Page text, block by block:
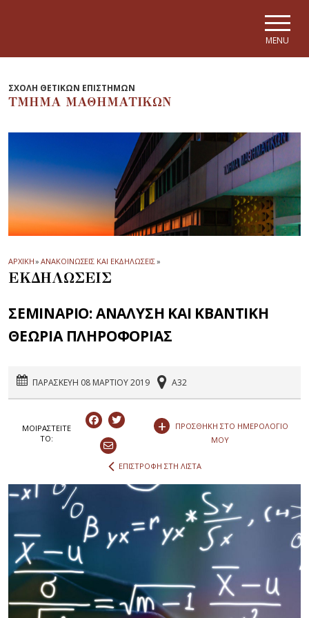
MENU
ΣΧΟΛΗ ΘΕΤΙΚΩΝ ΕΠΙΣΤΗΜΩΝ
ΤΜΗΜΑ ΜΑΘΗΜΑΤΙΚΩΝ
ΑΡΧΙΚΗ» ΑΝΑΚΟΙΝΩΣΕΙΣ ΚΑΙ ΕΚΔΗΛΩΣΕΙΣ»
ΕΚΔΗΛΩΣΕΙΣ
ΣΕΜΙΝΑΡΙΟ: ΑΝΑΛΥΣΗ ΚΑΙ ΚΒΑΝΤΙΚΗ
ΘΕΩΡΙΑ ΠΛΗΡΟΦΟΡΙΑΣ
ΠΑΡΑΣΚΕΥΗ 08 ΜΑΡΤΙΟΥ 2019 A32
ΜΟΙΡΑΣΤEIΤΕ
ΤΟ:
+
ΠΡΟΣΘΗΚΗ ΣΤΟ ΗΜΕΡΟΛΟΓΙΟ
ΜΟΥ
ΕΠΙΣΤΡΟΦΗ ΣΤΗ ΛΙΣΤΑ